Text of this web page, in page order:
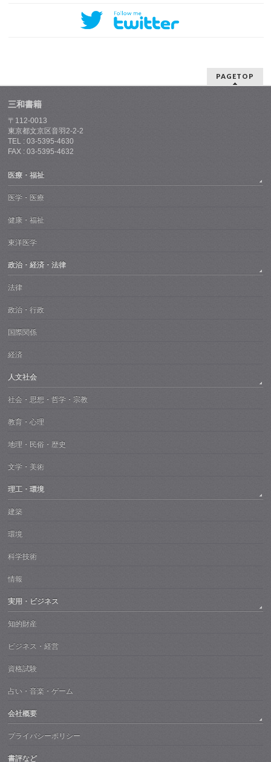
PAGETOP
三和書籍
〒112-0013
東京都文京区音羽2-2-2
TEL : 03-5395-4630
FAX : 03-5395-4632
医療・福祉
医学・医療
健康・福祉
東洋医学
政治・経済・法律
法律
政治・行政
国際関係
経済
人文社会
社会・思想・哲学・宗教
教育・心理
地理・民俗・歴史
文学・美術
理工・環境
建築
環境
科学技術
情報
実用・ビジネス
知的財産
ビジネス・経営
資格試験
占い・音楽・ゲーム
会社概要
プライバシーポリシー
書評など